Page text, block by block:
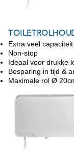
Extra veel capaciteit
Non-stop
Ideaal voor drukke
Besparing in tijd &
Maximale rol Ø